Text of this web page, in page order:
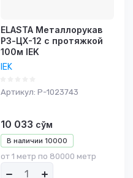
ELASTA Металлорукав
РЗ-ЦХ-12 с протяжкой
100м IEK
IEK
Артикул: P-1023743
В наличии 10000
10 033 сўм
от 1 метр по 80000 метр